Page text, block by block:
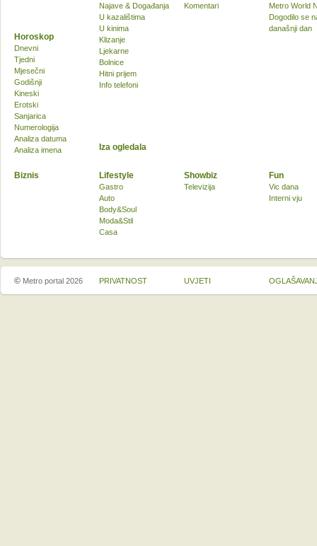
Najave & Događanja
U kazalištima
U kinima
Klizanje
Ljekarne
Bolnice
Hitni prijem
Info telefoni
Komentari
Metro World
Dogodilo se
današnji dan
Biznis Lifestyle
Gastro
Auto
Body&Soul
Moda&Stil
Casa
Showbiz
Televizija
Fun
Vic dana
Interni vju
Horoskop
Dnevni
Tjedni
Mjesečni
Godišnji
Kineski
Erotski
Sanjarica
Numerologija
Analiza datuma
Analiza imena
Iza ogledala
© Metro portal 2026 PRIVATNOST UVJETI